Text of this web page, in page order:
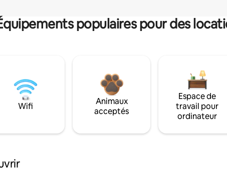
populaires pour des
Wifi
Animaux
acceptés
Espace de
travail pour
ordinateur